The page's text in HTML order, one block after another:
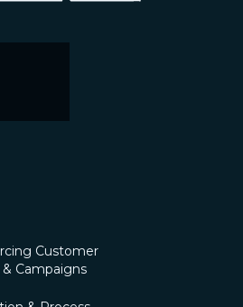
Customer
Campaigns